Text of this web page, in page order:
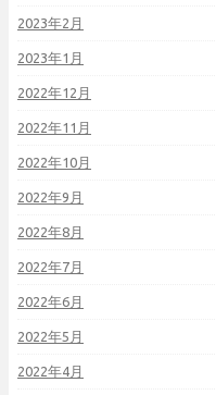
2023年2月
2023年1月
2022年12月
2022年11月
2022年10月
2022年9月
2022年8月
2022年7月
2022年6月
2022年5月
2022年4月